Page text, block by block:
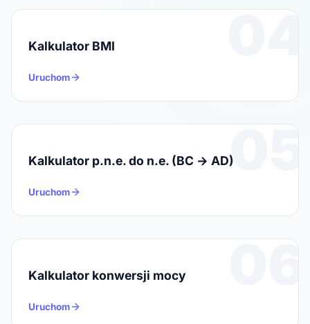
04
Kalkulator BMI
Uruchom
05
Kalkulator p.n.e. do n.e. (BC → AD)
Uruchom
06
Kalkulator konwersji mocy
Uruchom